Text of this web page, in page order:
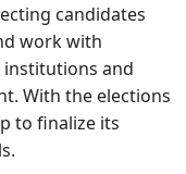
candidates
work with
and
With the elections
to finalize its